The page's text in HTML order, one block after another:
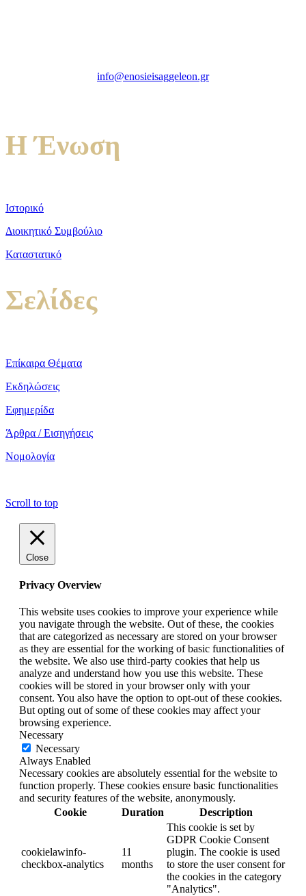
info@enosieisaggeleon.gr
Η Ένωση
Ιστορικό
Διοικητικό Συμβούλιο
Καταστατικό
Σελίδες
Επίκαιρα Θέματα
Εκδηλώσεις
Εφημερίδα
Άρθρα / Εισηγήσεις
Νομολογία
Scroll to top
Close
Privacy Overview
This website uses cookies to improve your experience while
you navigate through the website. Out of these, the cookies
that are categorized as necessary are stored on your browser
as they are essential for the working of basic functionalities of
the website. We also use third-party cookies that help us
analyze and understand how you use this website. These
cookies will be stored in your browser only with your
consent. You also have the option to opt-out of these cookies.
But opting out of some of these cookies may affect your
browsing experience.
Necessary
Necessary
Always Enabled
Necessary cookies are absolutely essential for the website to
function properly. These cookies ensure basic functionalities
and security features of the website, anonymously.
Cookie
Duration Description
cookielawinfo-
checkbox-analytics
11
months
This cookie is set by
GDPR Cookie Consent
plugin. The cookie is used
to store the user consent for
the cookies in the category
"Analytics".